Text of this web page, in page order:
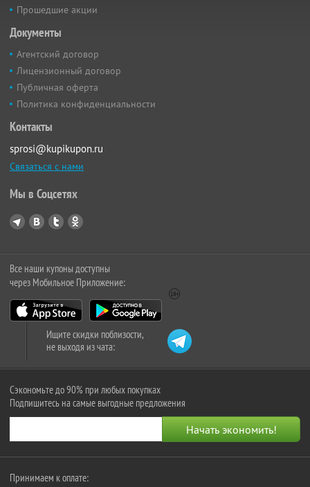
Прошедшие акции
Документы
Агентский договор
Лицензионный договор
Публичная оферта
Политика конфиденциальности
Контакты
sprosi@kupikupon.ru
Связаться с нами
Мы в Соцсетях
Все наши купоны доступны
через Мобильное Приложение:
Ищите скидки поблизости,
не выходя из чата:
Сэкономьте до 90% при любых покупках
Подпишитесь на самые выгодные предложения
Принимаем к оплате: